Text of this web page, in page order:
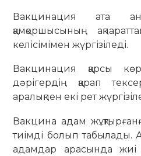
Вакцинация ата
қамқоршысының
келісімімен жүргізіледі.
Вакцинация қарсы
дәрігердің қарап
аралықпен екі рет
Вакцина адам
тиімді болып табылады.
адамдар арасында жиі